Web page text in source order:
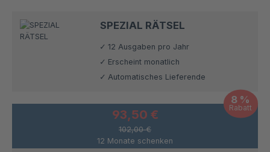
SPEZIAL RÄTSEL
12 Ausgaben pro Jahr
Erscheint monatlich
Automatisches Lieferende
8 %
Rabatt
93,50 €
102,00 €
12 Monate schenken